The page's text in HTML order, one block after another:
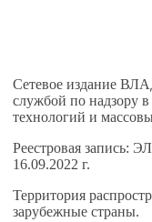
Сетевое издание
службой по надзору
технологий и
Реестровая запись:
16.09.2022 г.
Территория
зарубежные страны.